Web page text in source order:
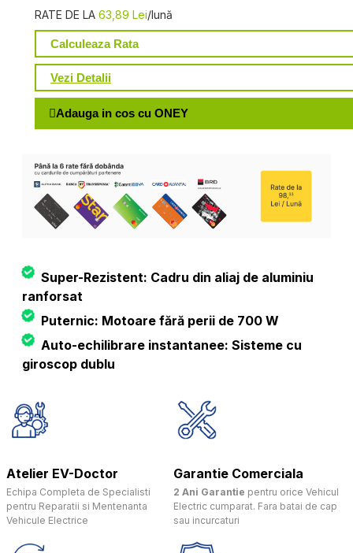
RATE DE LA 63,89 Lei/lună
Calculeaza Rata
Vezi Detalii
Adauga in cos cu ONEY
Super-Rezistent: Cadru din aliaj de aluminiu
ranforsat
Puternic: Motoare fără perii de 700 W
Auto-echilibrare instantanee: Sisteme cu
giroscop dublu
Atelier EV-Doctor
Echipa Completa de Specialisti
pentru Reparatii si Mentenanta
Vehicule Electrice
Garantie Comerciala
2 Ani Garantie pentru orice Vehicul
Electric cumparat. Fara batai de cap
sau incurcaturi